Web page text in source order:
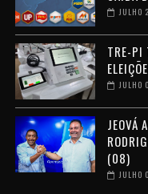
JULHO
TRE-PI
JEOVÁ
(08)